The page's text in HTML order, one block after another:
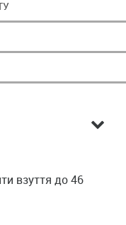
взуття до 46